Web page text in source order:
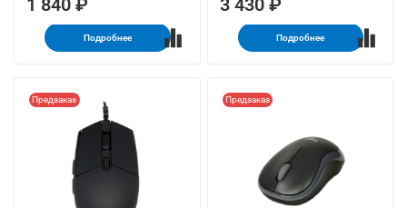
1 840 ₽
Подробнее
3 430 ₽
Подробнее
Предзаказ Предзаказ